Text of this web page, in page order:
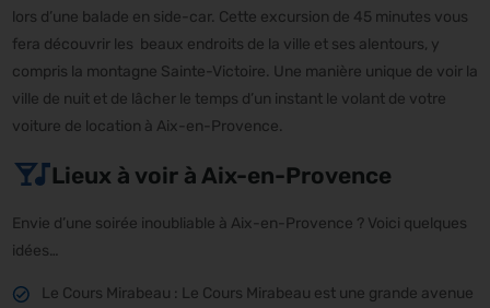
lors d’une balade en side-car. Cette excursion de 45 minutes vous
fera découvrir les beaux endroits de la ville et ses alentours, y
compris la montagne Sainte-Victoire. Une manière unique de voir la
ville de nuit et de lâcher le temps d’un instant le volant de votre
voiture de location à Aix-en-Provence.
Lieux à voir à Aix-en-Provence
Envie d’une soirée inoubliable à Aix-en-Provence ? Voici quelques
idées…
Le Cours Mirabeau : Le Cours Mirabeau est une grande avenue